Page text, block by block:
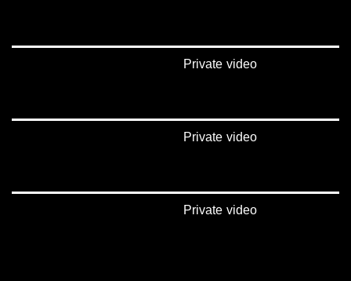
Private video
Private video
Private video